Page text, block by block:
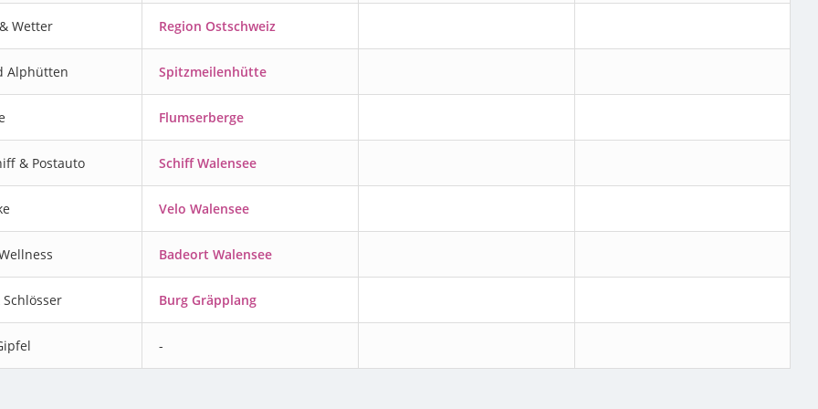
Wetter Region Ostschweiz
Alphütten Spitzmeilenhütte
Flumserberge
& Postauto Schiff Walensee
Velo Walensee
Badeort Walensee
Burg Gräpplang
-